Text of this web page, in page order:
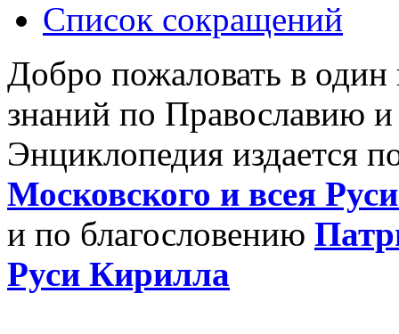
Список сокращений
Добро пожаловать в
знаний по Православию
Энциклопедия издается
Московского и всея
и по благословению
Руси Кирилла